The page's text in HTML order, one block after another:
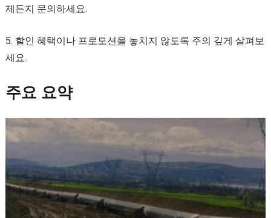
제든지 문의하세요.
5. 할인 혜택이나 프로모션을 놓치지 않도록 주의 깊게 살펴보
세요.
주요 요약